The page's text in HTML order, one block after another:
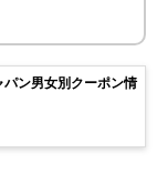
パン男女別クーポン情